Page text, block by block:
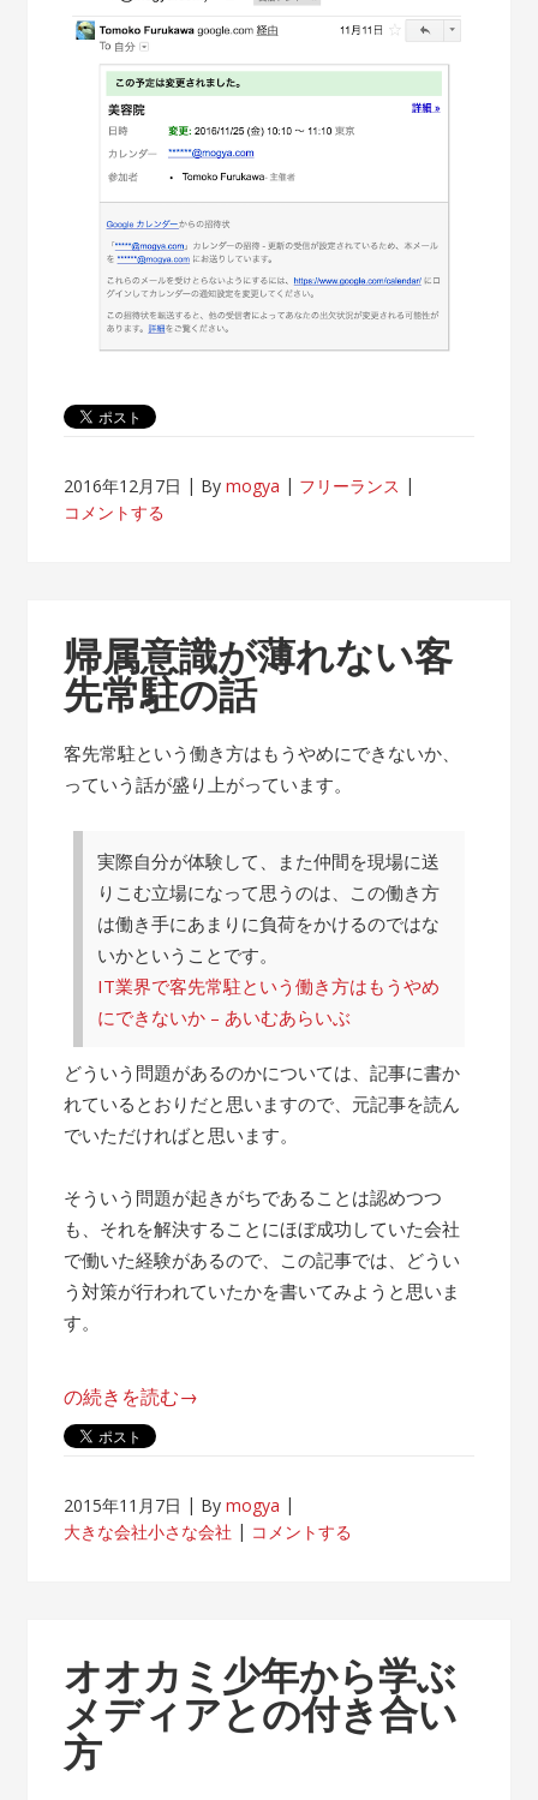
2016年12月7日 Bymogya
フリーランス
コメントする
帰属意識が薄れない客
先常駐の話
客先常駐という働き方はもうやめにできないか、
っていう話が盛り上がっています。
実際自分が体験して、また仲間を現場に送
りこむ立場になって思うのは、この働き方
は働き手にあまりに負荷をかけるのではな
いかということです。
IT業界で客先常駐という働き方はもうやめ
にできないか – あいむあらいぶ
どういう問題があるのかについては、記事に書か
れているとおりだと思いますので、元記事を読ん
でいただければと思います。
そういう問題が起きがちであることは認めつつ
も、それを解決することにほぼ成功していた会社
で働いた経験があるので、この記事では、どうい
う対策が行われていたかを書いてみようと思いま
す。
“帰
属
が
客
先
常
駐
の続きを読む→
2015年11月7日 Bymogya
大きな会社小さな会社
コメントする
オオカミ少年から学ぶ
メディアとの付き合い
方